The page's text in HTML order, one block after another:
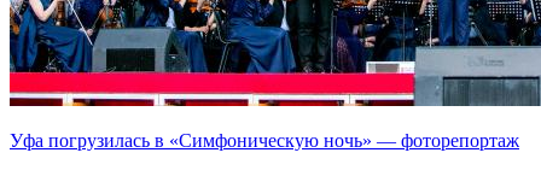
Уфа погрузилась в «Симфоническую ночь» — фоторепортаж